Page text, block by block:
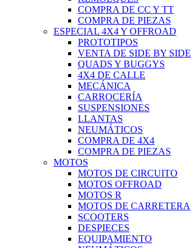
COMPRA DE CC Y TT
COMPRA DE PIEZAS
ESPECIAL 4X4 Y OFFROAD
PROTOTIPOS
VENTA DE SIDE BY SIDE
QUADS Y BUGGYS
4X4 DE CALLE
MECÁNICA
CARROCERÍA
SUSPENSIONES
LLANTAS
NEUMÁTICOS
COMPRA DE 4X4
COMPRA DE PIEZAS
MOTOS
MOTOS DE CIRCUITO
MOTOS OFFROAD
MOTOS R
MOTOS DE CARRETERA
SCOOTERS
DESPIECES
EQUIPAMIENTO